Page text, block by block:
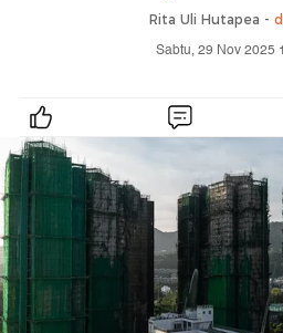
Rita Uli Hutapea -
Sabtu, 29 Nov 2025